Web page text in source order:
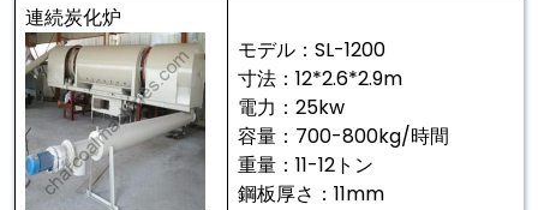
連続炭化炉
モデル：SL-1200
寸法：12*2.6*2.9m
電力：25kw
容量：700-800kg/時間
重量：11-12トン
鋼板厚さ：11mm